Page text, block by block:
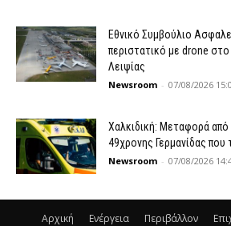
Εθνικό Συμβούλιο
περιστατικό με drone
Λειψίας
Newsroom - 07/08/2026
Χαλκιδική: Μεταφορά
49χρονης Γερμανίδας
Newsroom - 07/08/2026
Αρχική Ενέργεια Περιβάλλον